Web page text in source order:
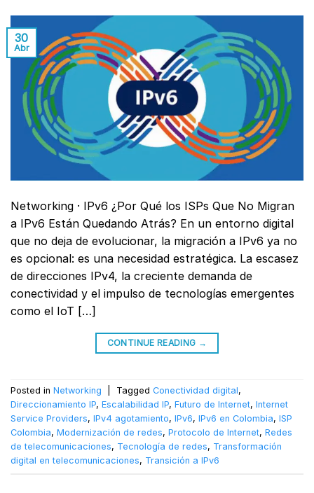
30
Abr
Networking · IPv6 ¿Por Qué los ISPs Que No Migran
a IPv6 Están Quedando Atrás? En un entorno digital
que no deja de evolucionar, la migración a IPv6 ya no
es opcional: es una necesidad estratégica. La escasez
de direcciones IPv4, la creciente demanda de
conectividad y el impulso de tecnologías emergentes
como el IoT […]
CONTINUE READING →
Posted in Networking Tagged Conectividad digital,
Direccionamiento IP, Escalabilidad IP, Futuro de Internet, Internet
Service Providers, IPv4 agotamiento, IPv6, IPv6 en Colombia, ISP
Colombia, Modernización de redes, Protocolo de Internet, Redes
de telecomunicaciones, Tecnología de redes, Transformación
digital en telecomunicaciones, Transición a IPv6